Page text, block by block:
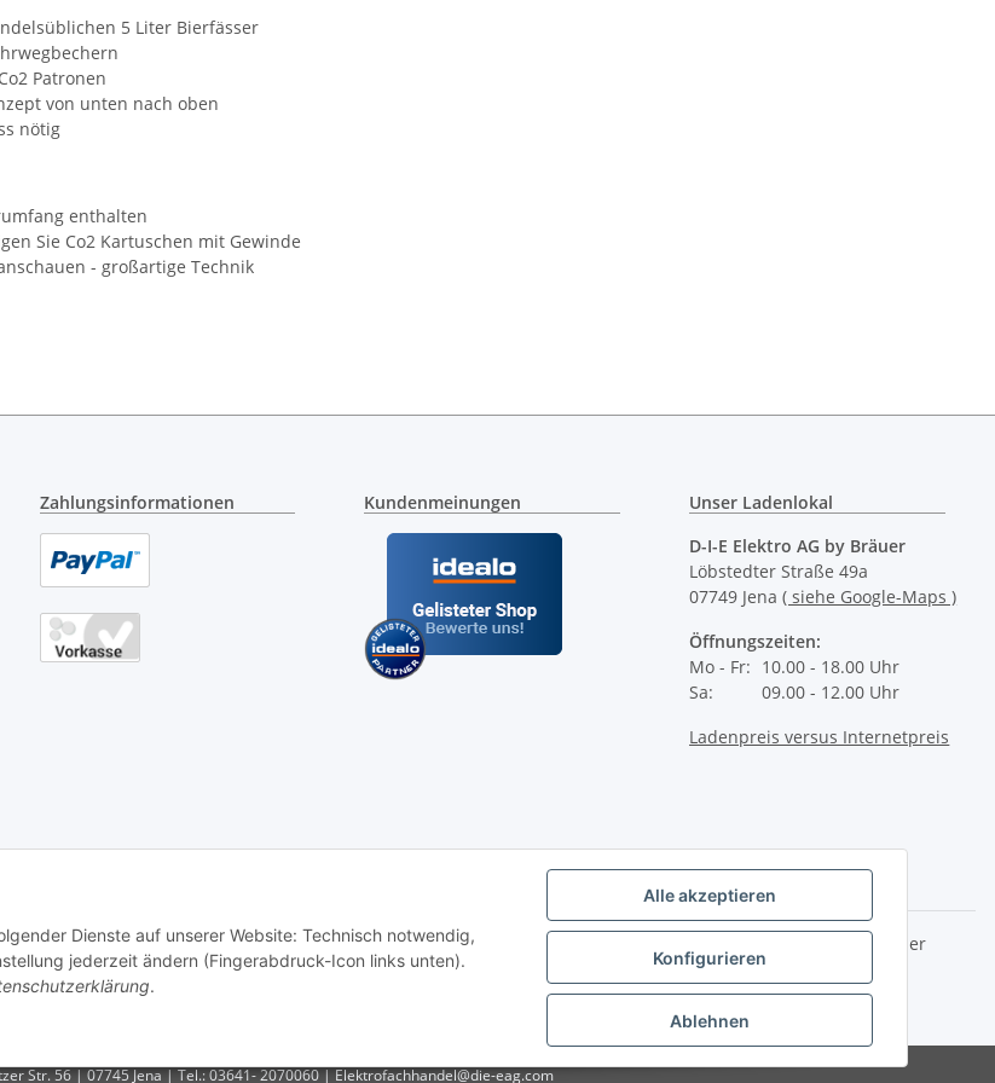
Alle akzeptieren
Konfigurieren
Ablehnen
Dienste auf unserer Website: Technisch notwendig,
jederzeit ändern (Fingerabdruck-Icon links unten).
.
5 Liter Bierfässer
Patronen
von unten nach oben
nötig
enthalten
Sie Co2 Kartuschen mit Gewinde
- großartige Technik
Zahlungsinformationen Kundenmeinungen
Unser Ladenlokal
D-I-E Elektro AG by Bräuer
Löbstedter Straße 49a
07749 Jena( siehe Google-Maps )
Öffnungszeiten:
Mo - Fr: 10.00 - 18.00 Uhr
Sa:
09.00 - 12.00 Uhr
Ladenpreis versus Internetpreis
Uhr | Freitag: 05.00 - 18.00 Uhr | Samstag: 09.00 - 12.00 Uhr (0,49€ je angef. Minute) oder per E-Mail über unser
Kontaktformular
Bei Einbaugeräten gilt: Die im Produktbild abgebildete Möbelfront ist nicht im Lieferumfang enthalten.
Str. 56 | 07745 Jena | Tel.: 03641- 2070060 | Elektrofachhandel@die-eag.com